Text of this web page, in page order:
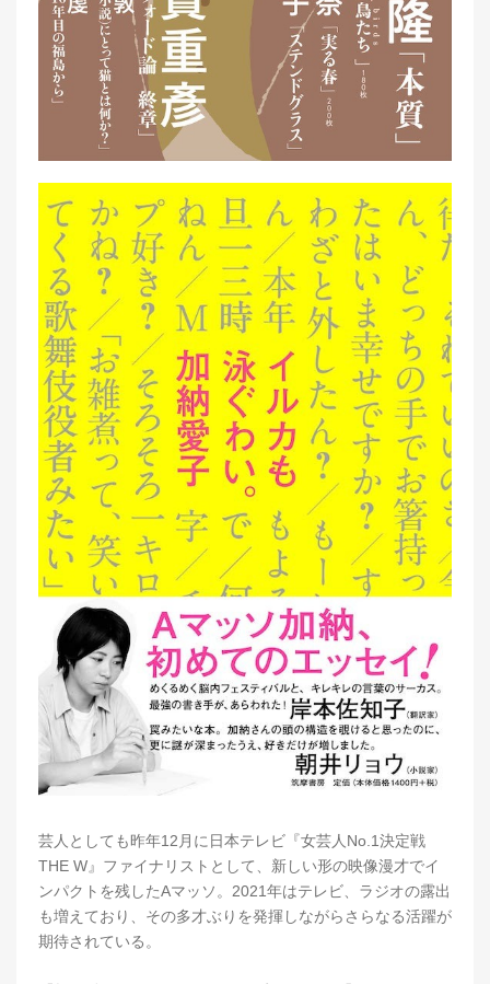
芸人としても昨年12月に日本テレビ『女芸人No.1決定戦
THE W』ファイナリストとして、新しい形の映像漫才でイ
ンパクトを残したAマッソ。2021年はテレビ、ラジオの露出
も増えており、その多才ぶりを発揮しながらさらなる活躍が
期待されている。